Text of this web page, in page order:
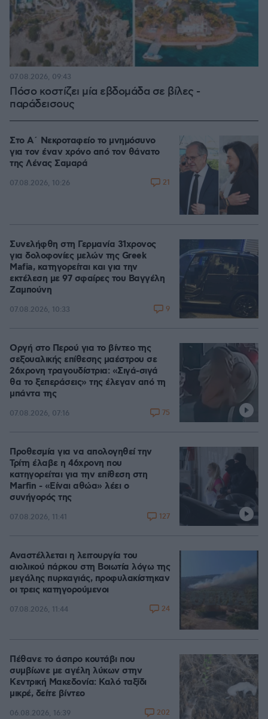
Πόσο κοστίζει μία εβδομάδα σε βίλες -
παράδεισους
07.08.2026, 09:43
Στο Α΄ Νεκροταφείο το μνημόσυνο
για τον έναν χρόνο από τον θάνατο
της Λένας Σαμαρά
07.08.2026, 10:26 21
Συνελήφθη στη Γερμανία 31χρονος
για δολοφονίες μελών της Greek
Mafia, κατηγορείται και για την
εκτέλεση με 97 σφαίρες του Βαγγέλη
Ζαμπούνη
07.08.2026, 10:33 9
Οργή στο Περού για το βίντεο της
σεξουαλικής επίθεσης μαέστρου σε
26χρονη τραγουδίστρια: «Σιγά-σιγά
θα το ξεπεράσεις» της έλεγαν από τη
μπάντα της
07.08.2026, 07:16 75
Προθεσμία για να απολογηθεί την
Τρίτη έλαβε η 46χρονη που
κατηγορείται για την επίθεση στη
Marfin - «Είναι αθώα» λέει ο
συνήγορός της
07.08.2026, 11:41 127
Αναστέλλεται η λειτουργία του
αιολικού πάρκου στη Βοιωτία λόγω της
μεγάλης πυρκαγιάς, προφυλακίστηκαν
οι τρεις κατηγορούμενοι
07.08.2026, 11:44 24
Πέθανε το άσπρο κουτάβι που
συμβίωνε με αγέλη λύκων στην
Κεντρική Μακεδονία: Καλό ταξίδι
μικρέ, δείτε βίντεο
06.08.2026, 16:39 202